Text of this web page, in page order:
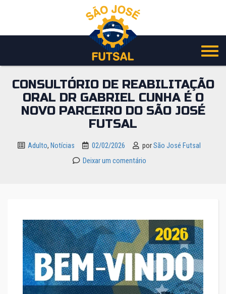
o
CONSULTÓRIO DE REABILITAÇÃO
ORAL DR GABRIEL CUNHA É O
NOVO PARCEIRO DO SÃO JOSÉ
FUTSAL
Adulto, Notícias 02/02/2026 porSão José Futsal
Deixar um comentário